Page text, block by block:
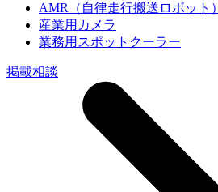
AMR（自律走行搬送ロボット）
産業用カメラ
業務用スポットクーラー
掲載相談